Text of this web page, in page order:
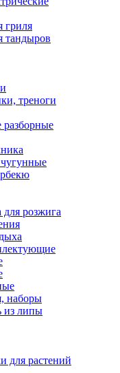
гриля
тандыров
треноги
для розжига
наборы
из липы
для растений